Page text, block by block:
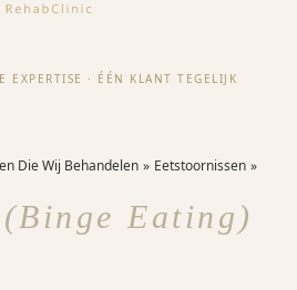
EXPERTISE · ÉÉN KLANT TEGELIJK
Die Wij Behandelen Eetstoornissen
Eating)